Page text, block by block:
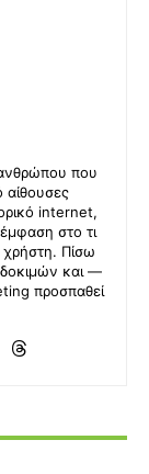
που
αίθουσες
internet,
στο τι
χρήστη. Πίσω
και —
προσπαθεί